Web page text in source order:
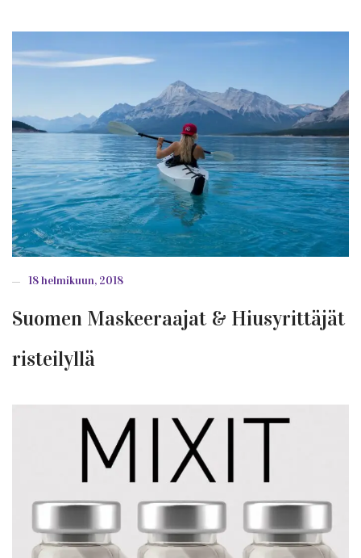
18 helmikuun, 2018
Suomen Maskeeraajat & Hiusyrittäjät
risteilyllä